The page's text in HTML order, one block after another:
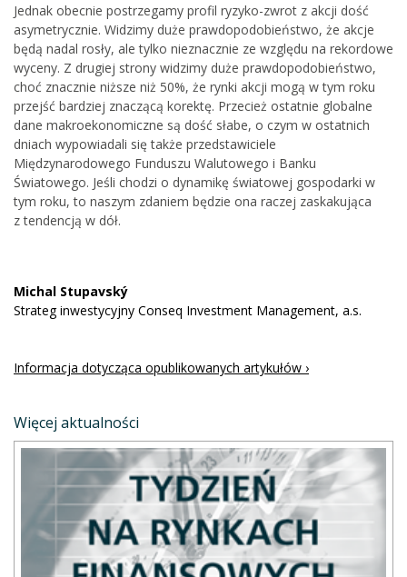
Jednak obecnie postrzegamy profil ryzyko-zwrot z akcji dość
asymetrycznie. Widzimy duże prawdopodobieństwo, że akcje
będą nadal rosły, ale tylko nieznacznie ze względu na rekordowe
wyceny. Z drugiej strony widzimy duże prawdopodobieństwo,
choć znacznie niższe niż 50%, że rynki akcji mogą w tym roku
przejść bardziej znaczącą korektę. Przecież ostatnie globalne
dane makroekonomiczne są dość słabe, o czym w ostatnich
dniach wypowiadali się także przedstawiciele
Międzynarodowego Funduszu Walutowego i Banku
Światowego. Jeśli chodzi o dynamikę światowej gospodarki w
tym roku, to naszym zdaniem będzie ona raczej zaskakująca
z tendencją w dół.
Michal Stupavský
Strateg inwestycyjny Conseq Investment Management, a.s.
Informacja dotycząca opublikowanych artykułów ›
Więcej aktualności